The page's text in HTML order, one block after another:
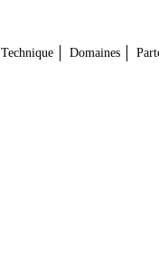
Technique Domaines